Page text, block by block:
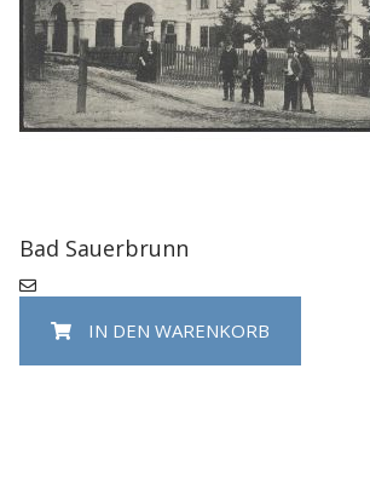
Bad Sauerbrunn
IN DEN WARENKORB